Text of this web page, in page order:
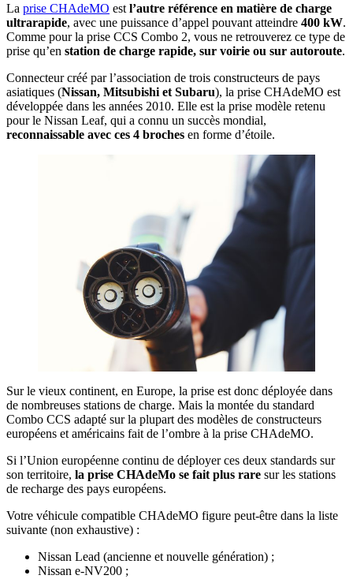
La prise CHAdeMO est l’autre référence en matière de charge
ultrarapide, avec une puissance d’appel pouvant atteindre 400 kW.
Comme pour la prise CCS Combo 2, vous ne retrouverez ce type de
prise qu’en station de charge rapide, sur voirie ou sur autoroute.
Connecteur créé par l’association de trois constructeurs de pays
asiatiques (Nissan, Mitsubishi et Subaru), la prise CHAdeMO est
développée dans les années 2010. Elle est la prise modèle retenu
pour le Nissan Leaf, qui a connu un succès mondial,
reconnaissable avec ces 4 broches en forme d’étoile.
Sur le vieux continent, en Europe, la prise est donc déployée dans
de nombreuses stations de charge. Mais la montée du standard
Combo CCS adapté sur la plupart des modèles de constructeurs
européens et américains fait de l’ombre à la prise CHAdeMO.
Si l’Union européenne continu de déployer ces deux standards sur
son territoire, la prise CHAdeMo se fait plus rare sur les stations
de recharge des pays européens.
Votre véhicule compatible CHAdeMO figure peut-être dans la liste
suivante (non exhaustive) :
Nissan Lead (ancienne et nouvelle génération) ;
Nissan e-NV200 ;